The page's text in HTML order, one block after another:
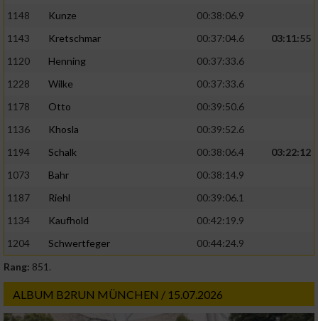
1148
Kunze
00:38:06.9
1143
Kretschmar 00:37:04.6
03:11:55
1120
Henning
00:37:33.6
1228
Wilke
00:37:33.6
1178
Otto
00:39:50.6
1136
Khosla
00:39:52.6
1194
Schalk 00:38:06.4
03:22:12
1073
Bahr
00:38:14.9
1187
Riehl
00:39:06.1
1134
Kaufhold
00:42:19.9
1204
Schwertfeger
00:44:24.9
Rang: 851.
ALBUM B2RUN MÜNCHEN / 15.07.2026